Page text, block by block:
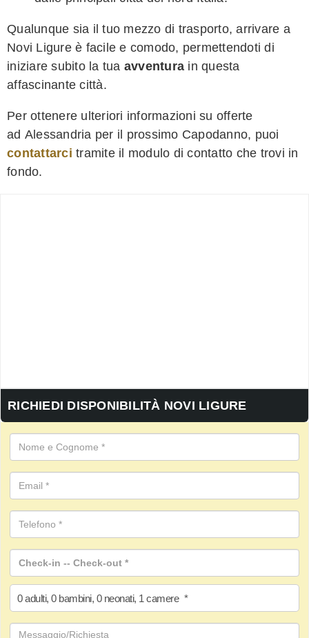
Qualunque sia il tuo mezzo di trasporto, arrivare a
Novi Ligure è facile e comodo, permettendoti di
iniziare subito la tua avventura in questa
affascinante città.
Per ottenere ulteriori informazioni su offerte
ad Alessandria per il prossimo Capodanno, puoi
contattarci tramite il modulo di contatto che trovi in
fondo.
RICHIEDI DISPONIBILITÀ NOVI LIGURE
0 adulti, 0 bambini, 0 neonati, 1 camere *